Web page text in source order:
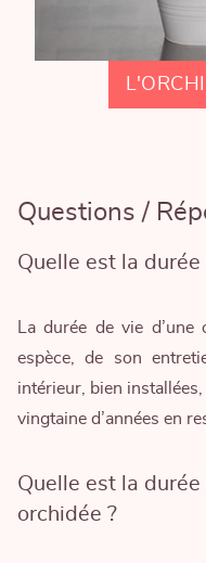
Questions /
Quelle est la durée
La durée de vie
espèce, de son
intérieur, bien
vingtaine d’années en
Quelle est la durée
orchidée ?